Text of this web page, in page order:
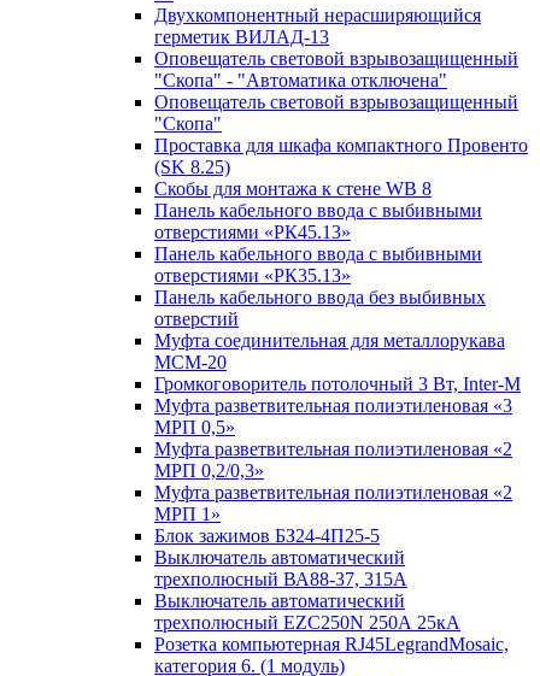
Двухкомпонентный нерасширяющийся
герметик ВИЛАД-13
Оповещатель световой взрывозащищенный
"Скопа" - "Автоматика отключена"
Оповещатель световой взрывозащищенный
"Скопа"
Проставка для шкафа компактного Провенто
(SK 8.25)
Скобы для монтажа к стене WB 8
Панель кабельного ввода с выбивными
отверстиями «РК45.13»
Панель кабельного ввода с выбивными
отверстиями «РК35.13»
Панель кабельного ввода без выбивных
отверстий
Муфта соединительная для металлорукава
МСМ-20
Громкоговоритель потолочный 3 Вт, Inter-M
Муфта разветвительная полиэтиленовая «3
МРП 0,5»
Муфта разветвительная полиэтиленовая «2
МРП 0,2/0,3»
Муфта разветвительная полиэтиленовая «2
МРП 1»
Блок зажимов БЗ24-4П25-5
Выключатель автоматический
трехполюсный ВА88-37, 315А
Выключатель автоматический
трехполюсный EZC250N 250А 25кА
Розетка компьютерная RJ45LegrandMosaic,
категория 6. (1 модуль)